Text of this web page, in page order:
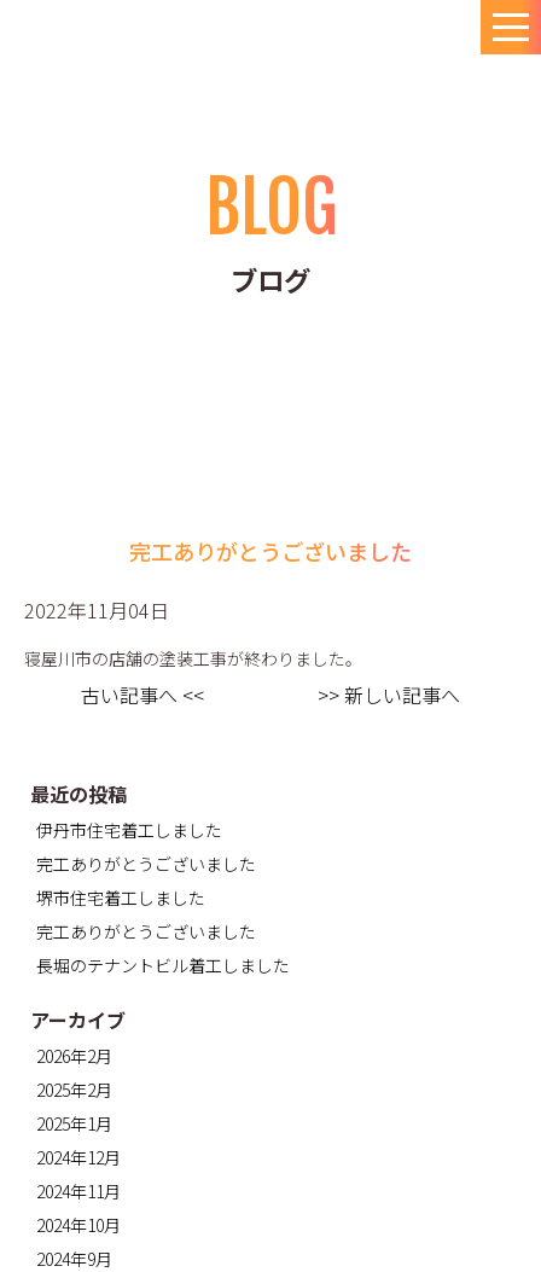
BLOG
ブログ
完工ありがとうございました
2022年11月04日
寝屋川市の店舗の塗装工事が終わりました。
古い記事へ << >> 新しい記事へ
最近の投稿
伊丹市住宅着工しました
完工ありがとうございました
堺市住宅着工しました
完工ありがとうございました
長堀のテナントビル着工しました
アーカイブ
2026年2月
2025年2月
2025年1月
2024年12月
2024年11月
2024年10月
2024年9月